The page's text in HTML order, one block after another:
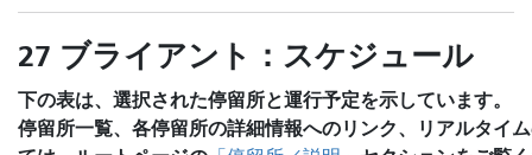
27 ブライアント：スケジュール
下の表は、選択された停留所と運行予定を示しています。
停留所一覧、各停留所の詳細情報へのリンク、リアルタイ